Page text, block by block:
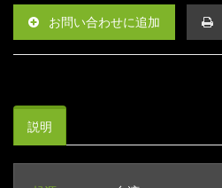
お問い合わせに追加
説明